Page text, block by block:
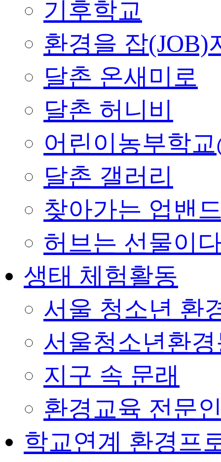
기후학교
환경을 잡(JOB)
달촌 온새미로
달촌 허니비
어린이농부학
달촌 갤러리
찾아가는 업밴
허브는 선물이
생태 체험활동
서울 청소년 환
서울청소년환
지구 속 문래
환경교육 전문
학교연계 환경프